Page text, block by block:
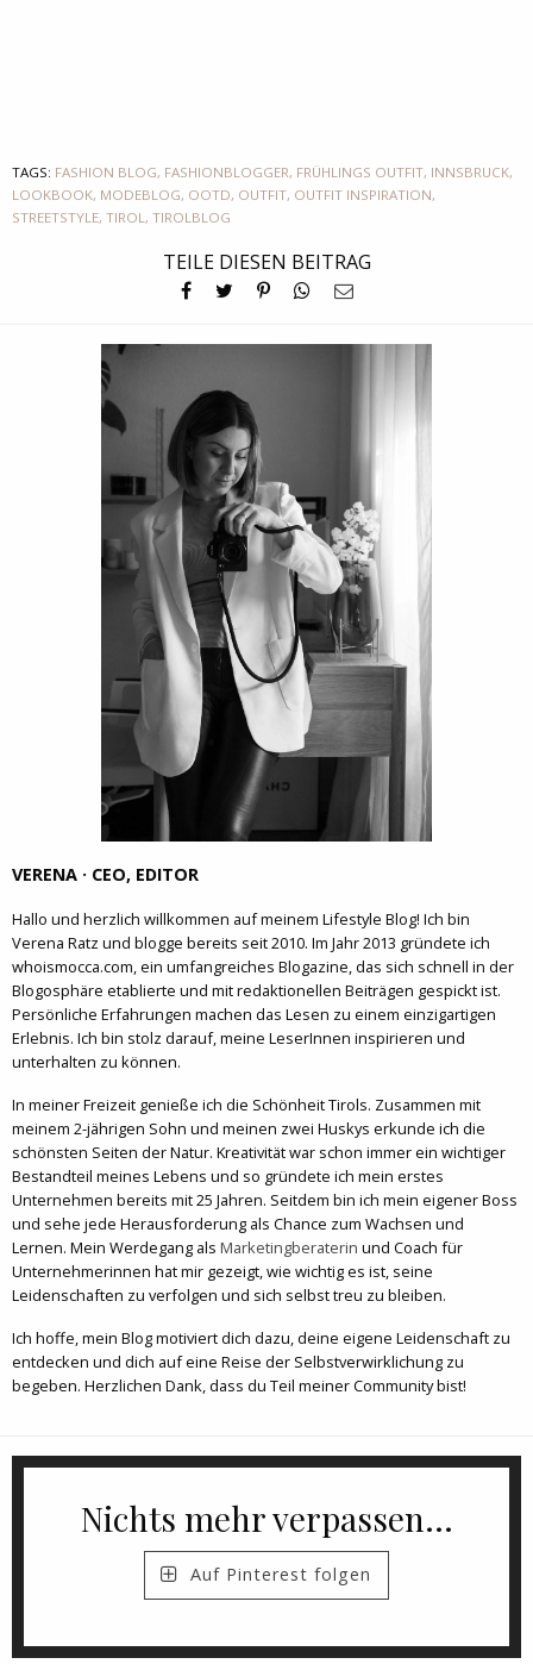
TAGS: FASHION BLOG, FASHIONBLOGGER, FRÜHLINGS OUTFIT, INNSBRUCK,
LOOKBOOK, MODEBLOG, OOTD, OUTFIT, OUTFIT INSPIRATION,
STREETSTYLE, TIROL , TIROLBLOG
TEILE DIESEN BEITRAG
VERENA · CEO, EDITOR
Hallo und herzlich willkommen auf meinem Lifestyle Blog! Ich bin
Verena Ratz und blogge bereits seit 2010. Im Jahr 2013 gründete ich
whoismocca.com, ein umfangreiches Blogazine, das sich schnell in der
Blogosphäre etablierte und mit redaktionellen Beiträgen gespickt ist.
Persönliche Erfahrungen machen das Lesen zu einem einzigartigen
Erlebnis. Ich bin stolz darauf, meine LeserInnen inspirieren und
unterhalten zu können.
In meiner Freizeit genieße ich die Schönheit Tirols. Zusammen mit
meinem 2-jährigen Sohn und meinen zwei Huskys erkunde ich die
schönsten Seiten der Natur. Kreativität war schon immer ein wichtiger
Bestandteil meines Lebens und so gründete ich mein erstes
Unternehmen bereits mit 25 Jahren. Seitdem bin ich mein eigener Boss
und sehe jede Herausforderung als Chance zum Wachsen und
Lernen. Mein Werdegang als Marketingberaterin und Coach für
Unternehmerinnen hat mir gezeigt, wie wichtig es ist, seine
Leidenschaften zu verfolgen und sich selbst treu zu bleiben.
Ich hoffe, mein Blog motiviert dich dazu, deine eigene Leidenschaft zu
entdecken und dich auf eine Reise der Selbstverwirklichung zu
begeben. Herzlichen Dank, dass du Teil meiner Community bist!
Nichts mehr verpassen...
Auf Pinterest folgen